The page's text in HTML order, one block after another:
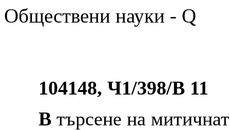
Обществени науки - Q
104148, Ч1/398/В 11
В търсене на